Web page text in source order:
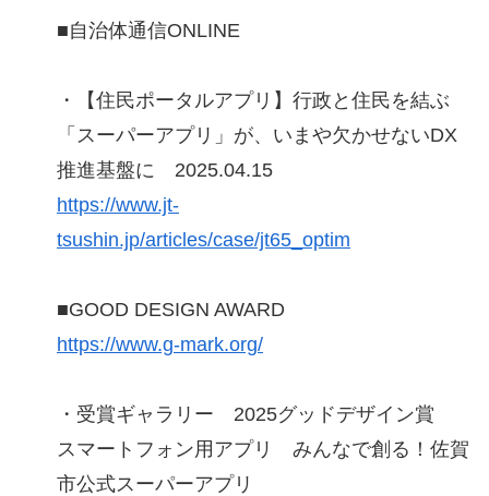
■自治体通信ONLINE
・【住民ポータルアプリ】行政と住民を結ぶ
「スーパーアプリ」が、いまや欠かせないDX
推進基盤に 2025.04.15
https://www.jt-
tsushin.jp/articles/case/jt65_optim
■GOOD DESIGN AWARD
https://www.g-mark.org/
・受賞ギャラリー 2025グッドデザイン賞
スマートフォン用アプリ みんなで創る！佐賀
市公式スーパーアプリ